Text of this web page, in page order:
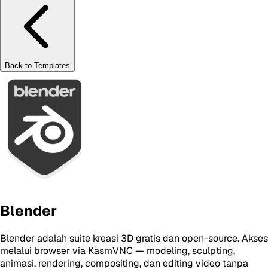
Back to Templates
Blender
Blender adalah suite kreasi 3D gratis dan open-source. Akses
melalui browser via KasmVNC — modeling, sculpting,
animasi, rendering, compositing, dan editing video tanpa